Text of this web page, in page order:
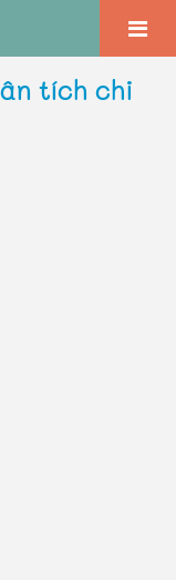
tích chi